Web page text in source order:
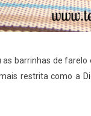
barrinhas de farelo
restrita como a